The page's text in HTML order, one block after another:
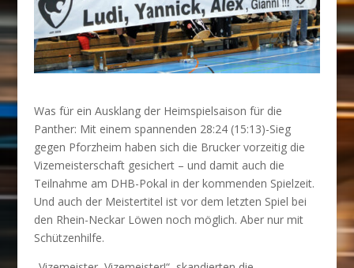
Was für ein Ausklang der Heimspielsaison für die
Panther: Mit einem spannenden 28:24 (15:13)-Sieg
gegen Pforzheim haben sich die Brucker vorzeitig die
Vizemeisterschaft gesichert – und damit auch die
Teilnahme am DHB-Pokal in der kommenden Spielzeit.
Und auch der Meistertitel ist vor dem letzten Spiel bei
den Rhein-Neckar Löwen noch möglich. Aber nur mit
Schützenhilfe.